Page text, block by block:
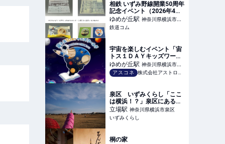
相鉄 いずみ野線開業50周年
記念イベント（2026年4月
11日） - 鉄道コム
ゆめが丘駅 神奈川県横浜市泉
区
鉄道コム
宇宙を楽しむイベント「宙
トス１ＤＡＹキッズワール
ド」12月28日(日)開催
ゆめが丘駅 神奈川県横浜市泉
区アスコネ 株式会社アストロコネクト
泉区 いずみくらし「ここ
は横浜！？」泉区にあると
っても広い場所、「通信
隊」の魅力とは
立場駅 神奈川県横浜市泉区
いずみくらし
桐の家